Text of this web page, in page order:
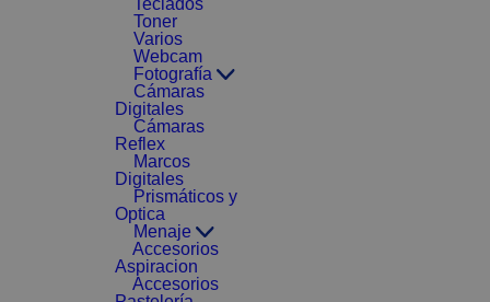
Teclados
Toner
Varios
Webcam
Fotografía
Cámaras
Digitales
Cámaras
Reflex
Marcos
Digitales
Prismáticos y
Optica
Menaje
Accesorios
Aspiracion
Accesorios